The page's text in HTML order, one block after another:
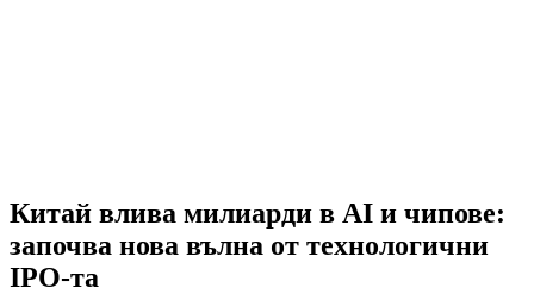
Китай влива милиарди в AI и чипове:
започва нова вълна от технологични
IPO-та